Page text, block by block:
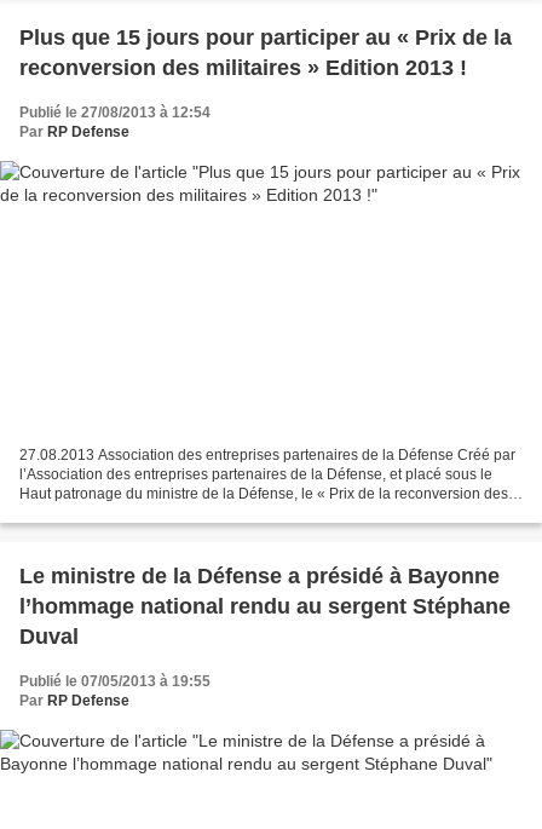
Plus que 15 jours pour participer au « Prix de la
reconversion des militaires » Edition 2013 !
Publié le 27/08/2013 à 12:54
Par RP Defense
27.08.2013 Association des entreprises partenaires de la Défense Créé par
l’Association des entreprises partenaires de la Défense, et placé sous le
Haut patronage du ministre de la Défense, le « Prix de la reconversion des
Le ministre de la Défense a présidé à Bayonne
l’hommage national rendu au sergent Stéphane
Duval
Publié le 07/05/2013 à 19:55
Par RP Defense